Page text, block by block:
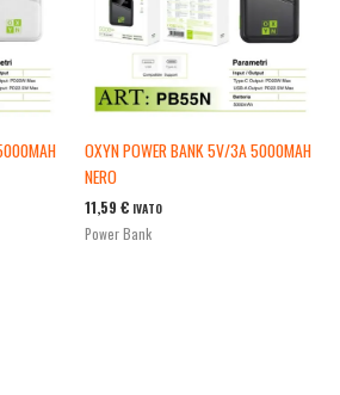
OXYN POWER BANK 5V/3A 5000MAH
NERO
11,59 € IVATO
Power Bank